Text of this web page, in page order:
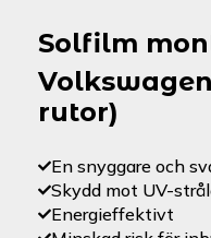
Solfilm
rutor)
En snyggare och
Skydd mot UV-
Energieffektivt